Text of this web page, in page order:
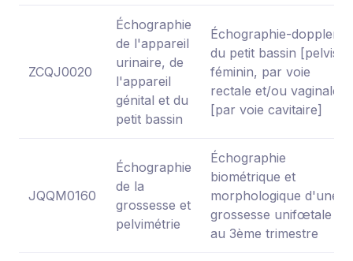
ZCQJ0020
Échographie
de l'appareil
urinaire, de
l'appareil
génital et du
petit bassin
Échographie-doppler
du petit bassin [pelvis]
féminin, par voie
rectale et/ou vaginale
[par voie cavitaire]
JQQM0160
Échographie
de la
grossesse et
pelvimétrie
Échographie
biométrique et
morphologique d'une
grossesse unifœtale
au 3ème trimestre